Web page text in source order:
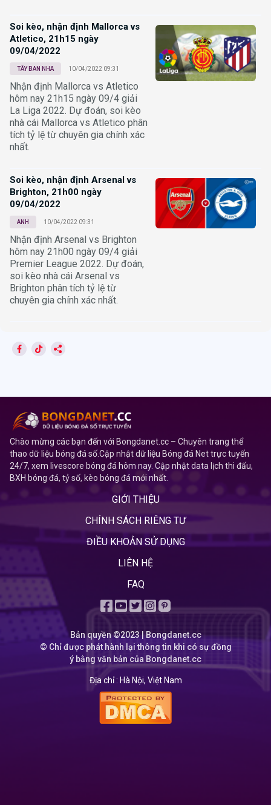
Soi kèo, nhận định Mallorca vs
Atletico, 21h15 ngày
09/04/2022
TÂY BAN NHA 10/04/2022 09:31
Nhận định Mallorca vs Atletico
hôm nay 21h15 ngày 09/4 giải
La Liga 2022. Dự đoán, soi kèo
nhà cái Mallorca vs Atletico phân
tích tỷ lệ từ chuyên gia chính xác
nhất.
Soi kèo, nhận định Arsenal vs
Brighton, 21h00 ngày
09/04/2022
ANH 10/04/2022 09:31
Nhận định Arsenal vs Brighton
hôm nay 21h00 ngày 09/4 giải
Premier League 2022. Dự đoán,
soi kèo nhà cái Arsenal vs
Brighton phân tích tỷ lệ từ
chuyên gia chính xác nhất.
Chào mừng các bạn đến với Bongdanet.cc – Chuyên trang thể
thao dữ liệu bóng đá số.Cập nhật dữ liệu Bóng đá Net trực tuyến
24/7, xem livescore bóng đá hôm nay. Cập nhật data lịch thi đấu,
BXH bóng đá, tỷ số, kèo bóng đá mới nhất.
GIỚI THIỆU
CHÍNH SÁCH RIÊNG TƯ
ĐIỀU KHOẢN SỬ DỤNG
LIÊN HỆ
FAQ
Bản quyền ©2023 | Bongdanet.cc
© Chỉ được phát hành lại thông tin khi có sự đồng
ý bằng văn bản của Bongdanet.cc
Địa chỉ : Hà Nội, Việt Nam